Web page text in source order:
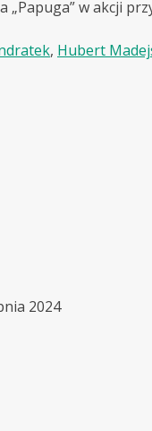
w akcji
, Hubert
2024